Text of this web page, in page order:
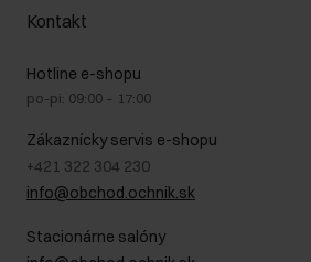
Vrátenie
Starostlivosť o kožu
Bezpečné nakupovanie
Blog
Najčastejšie kladené otázky (FAQ)
O nás
GDPR - Zásady ochrany osobných údajov
Právne informácie
Kontakt
Hotline e-shopu
po-pi: 09:00 – 17:00
Zákaznícky servis e-shopu
+421 322 304 230
info@obchod.ochnik.sk
Stacionárne salóny